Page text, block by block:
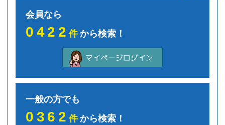
会員なら
0422件から検索！
一般の方でも
0362件から検索！